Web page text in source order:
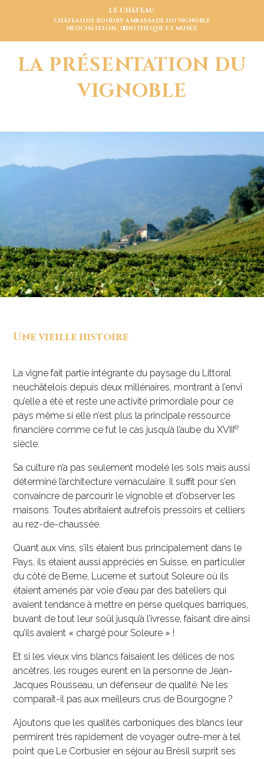
LE CHÂTEAU
CHÂTEAU DE BOUDRY AMBASSADE DU VIGNOBLE
NEUCHÂTELOIS, ŒNOTHÈQUE ET MUSÉE
LA PRÉSENTATION DU
VIGNOBLE
Une vieille histoire
La vigne fait partie intégrante du paysage du Littoral
neuchâtelois depuis deux millénaires, montrant à l’envi
qu’elle a été et reste une activité primordiale pour ce
pays même si elle n’est plus la principale ressource
financière comme ce fut le cas jusqu’à l’aube du XVIIIe
siècle.
Sa culture n’a pas seulement modelé les sols mais aussi
déterminé l’architecture vernaculaire. Il suffit pour s’en
convaincre de parcourir le vignoble et d’observer les
maisons. Toutes abritaient autrefois pressoirs et celliers
au rez-de-chaussée.
Quant aux vins, s’ils étaient bus principalement dans le
Pays, ils étaient aussi appréciés en Suisse, en particulier
du côté de Berne, Lucerne et surtout Soleure où ils
étaient amenés par voie d’eau par des bateliers qui
avaient tendance à mettre en perse quelques barriques,
buvant de tout leur soûl jusqu’à l’ivresse, faisant dire ainsi
qu’ils avaient « chargé pour Soleure » !
Et si les vieux vins blancs faisaient les délices de nos
ancêtres, les rouges eurent en la personne de Jean-
Jacques Rousseau, un défenseur de qualité. Ne les
comparaît-il pas aux meilleurs crus de Bourgogne ?
Ajoutons que les qualités carboniques des blancs leur
permirent très rapidement de voyager outre-mer à tel
point que Le Corbusier en séjour au Brésil surprit ses